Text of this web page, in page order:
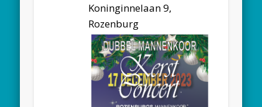
Koninginnelaan 9,
Rozenburg